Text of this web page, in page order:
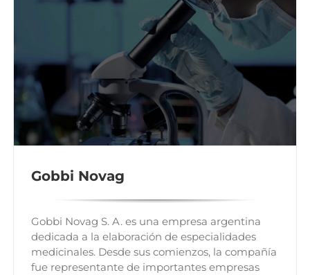
Gobbi Novag
Gobbi Novag S. A. es una empresa argentina
dedicada a la elaboración de especialidades
medicinales. Desde sus comienzos, la compañía
fue representante de importantes empresas